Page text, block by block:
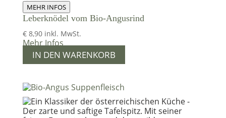
MEHR INFOS
Leberknödel vom Bio-Angusrind
€8,90 inkl. MwSt.
Mehr Infos
IN DEN WARENKORB